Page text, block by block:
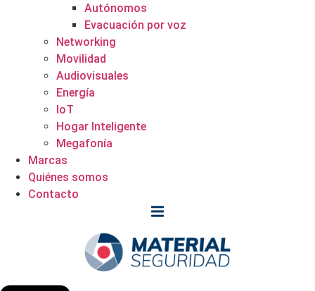
Autónomos
Evacuación por voz
Networking
Movilidad
Audiovisuales
Energía
IoT
Hogar Inteligente
Megafonía
Marcas
Quiénes somos
Contacto